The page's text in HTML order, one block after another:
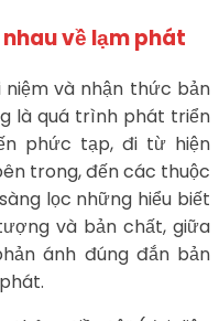
về lạm phát
và nhận thức bản
là quá trình phát triển
phức tạp, đi từ hiện
trong, đến các thuộc
lọc những hiểu biết
và bản chất, giữa
ánh đúng đắn bản